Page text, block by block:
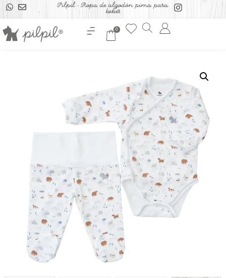
Pilpil - Ropa de algodón pima para
bebés
0